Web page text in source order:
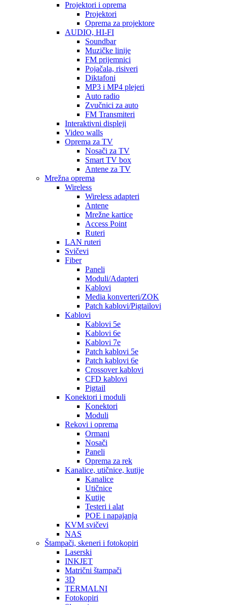
Projektori i oprema
Projektori
Oprema za projektore
AUDIO, HI-FI
Soundbar
Muzičke linije
FM prijemnici
Pojačala, risiveri
Diktafoni
MP3 i MP4 plejeri
Auto radio
Zvučnici za auto
FM Transmiteri
Interaktivni displeji
Video walls
Oprema za TV
Nosači za TV
Smart TV box
Antene za TV
Mrežna oprema
Wireless
Wireless adapteri
Antene
Mrežne kartice
Access Point
Ruteri
LAN ruteri
Svičevi
Fiber
Paneli
Moduli/Adapteri
Kablovi
Media konverteri/ZOK
Patch kablovi/Pigtailovi
Kablovi
Kablovi 5e
Kablovi 6e
Kablovi 7e
Patch kablovi 5e
Patch kablovi 6e
Crossover kablovi
CFD kablovi
Pigtail
Konektori i moduli
Konektori
Moduli
Rekovi i oprema
Ormani
Nosači
Paneli
Oprema za rek
Kanalice, utičnice, kutije
Kanalice
Utičnice
Kutije
Testeri i alat
POE i napajanja
KVM svičevi
NAS
Štampači, skeneri i fotokopiri
Laserski
INKJET
Matrični štampači
3D
TERMALNI
Fotokopiri